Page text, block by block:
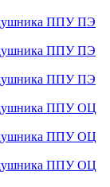
ППУ ПЭ
ППУ ПЭ
ППУ ПЭ
ППУ ОЦ
ППУ ОЦ
ППУ ОЦ